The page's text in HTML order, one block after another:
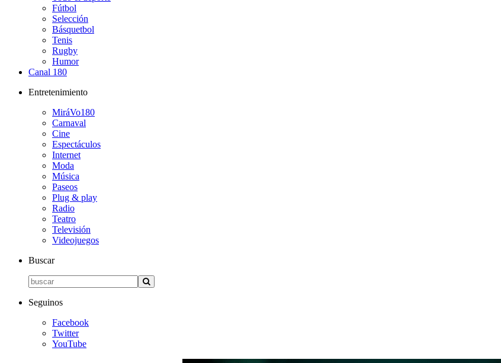
Fútbol
Selección
Básquetbol
Tenis
Rugby
Humor
Canal 180
Entretenimiento
MiráVo180
Carnaval
Cine
Espectáculos
Internet
Moda
Música
Paseos
Plug & play
Radio
Teatro
Televisión
Videojuegos
Buscar
Seguinos
Facebook
Twitter
YouTube